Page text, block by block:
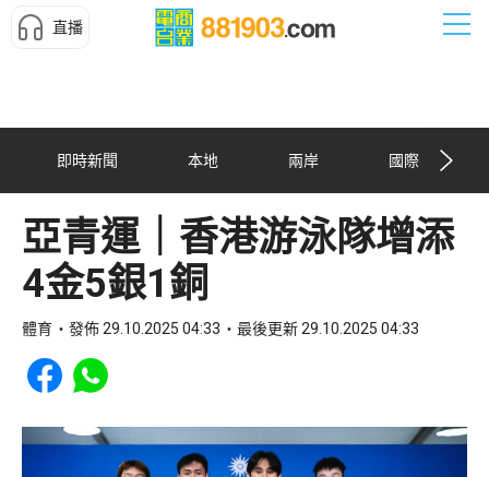
直播
即時新聞 本地 兩岸 國際
亞青運｜香港游泳隊增添
4金5銀1銅
體育 發佈 29.10.2025 04:33 最後更新 29.10.2025 04:33
Share to Facebook
Share to WhatsApp